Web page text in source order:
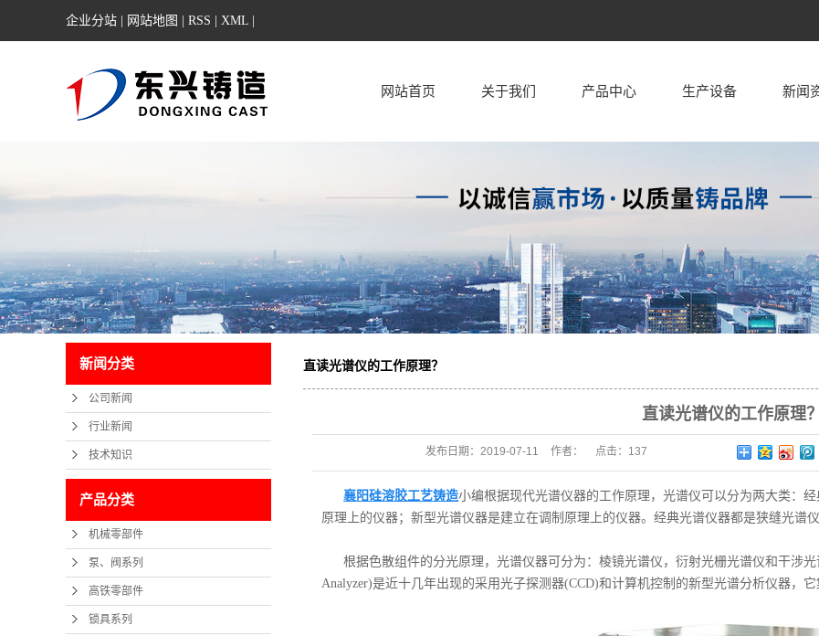
企业分站 网站地图 RSS XML
网站首页 关于我们
企业文化
产品中心
泵、阀系列
锁具系列
五金系列
轧钢系列
生产设备 新闻
行业
新闻分类
公司新闻
行业新闻
技术知识
产品分类
机械零部件
泵、阀系列
高铁零部件
锁具系列
直读光谱仪的工作原理？
直读光谱仪的工作原理？
发布日期： 2019-07-11 作者： 点击： 137
襄阳硅溶胶工艺铸造小编根据现代光谱仪器的工作原理，光谱仪可以分为两大类：
原理上的仪器；新型光谱仪器是建立在调制原理上的仪器。经典光谱仪器都是狭缝光谱
根据色散组件的分光原理，光谱仪器可分为：棱镜光谱仪，衍射光栅光谱仪和干涉
Analyzer)是近十几年出现的采用光子探测器(CCD)和计算机控制的新型光谱分析仪器，